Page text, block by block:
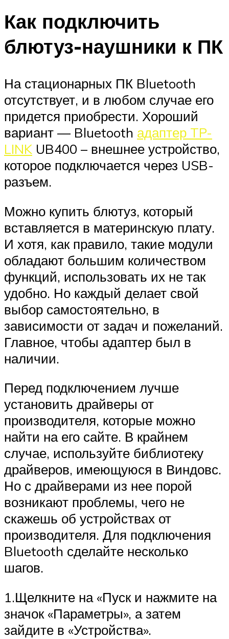
Как подключить
блютуз-наушники к ПК
На стационарных ПК Bluetooth
отсутствует, и в любом случае его
придется приобрести. Хороший
вариант — Bluetooth адаптер TP-
LINK UB400 – внешнее устройство,
которое подключается через USB-
разъем.
Можно купить блютуз, который
вставляется в материнскую плату.
И хотя, как правило, такие модули
обладают большим количеством
функций, использовать их не так
удобно. Но каждый делает свой
выбор самостоятельно, в
зависимости от задач и пожеланий.
Главное, чтобы адаптер был в
наличии.
Перед подключением лучше
установить драйверы от
производителя, которые можно
найти на его сайте. В крайнем
случае, используйте библиотеку
драйверов, имеющуюся в Виндовс.
Но с драйверами из нее порой
возникают проблемы, чего не
скажешь об устройствах от
производителя. Для подключения
Bluetooth сделайте несколько
шагов.
1.Щелкните на «Пуск и нажмите на
значок «Параметры», а затем
зайдите в «Устройства».